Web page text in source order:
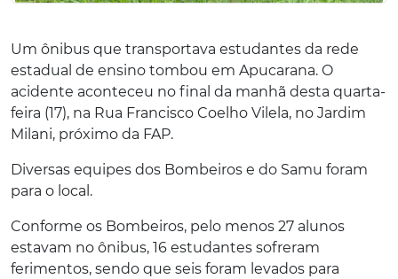
Um ônibus que transportava estudantes da rede
estadual de ensino tombou em Apucarana. O
acidente aconteceu no final da manhã desta quarta-
feira (17), na Rua Francisco Coelho Vilela, no Jardim
Milani, próximo da FAP.
Diversas equipes dos Bombeiros e do Samu foram
para o local.
Conforme os Bombeiros, pelo menos 27 alunos
estavam no ônibus, 16 estudantes sofreram
ferimentos, sendo que seis foram levados para